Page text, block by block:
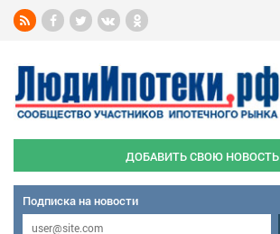
ДОБАВИТЬ СВОЮ НОВОСТЬ
Подписка на новости